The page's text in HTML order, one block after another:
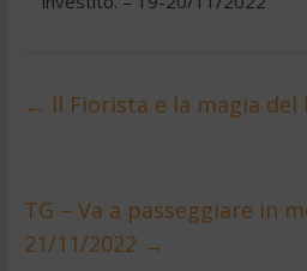
← Il Fiorista e la magia del
TG – Va a passeggiare in
21/11/2022 →